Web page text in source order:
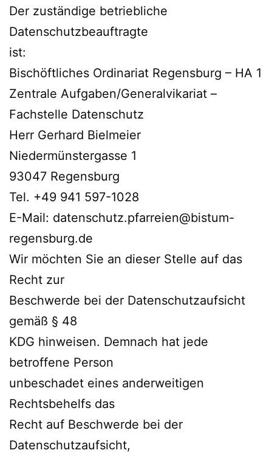
Der zuständige betriebliche
Datenschutzbeauftragte
ist:
Bischöftliches Ordinariat Regensburg – HA 1
Zentrale Aufgaben/Generalvikariat –
Fachstelle Datenschutz
Herr Gerhard Bielmeier
Niedermünstergasse 1
93047 Regensburg
Tel. +49 941 597-1028
E-Mail: datenschutz.pfarreien@bistum-
regensburg.de
Wir möchten Sie an dieser Stelle auf das
Recht zur
Beschwerde bei der Datenschutzaufsicht
gemäß § 48
KDG hinweisen. Demnach hat jede
betroffene Person
unbeschadet eines anderweitigen
Rechtsbehelfs das
Recht auf Beschwerde bei der
Datenschutzaufsicht,